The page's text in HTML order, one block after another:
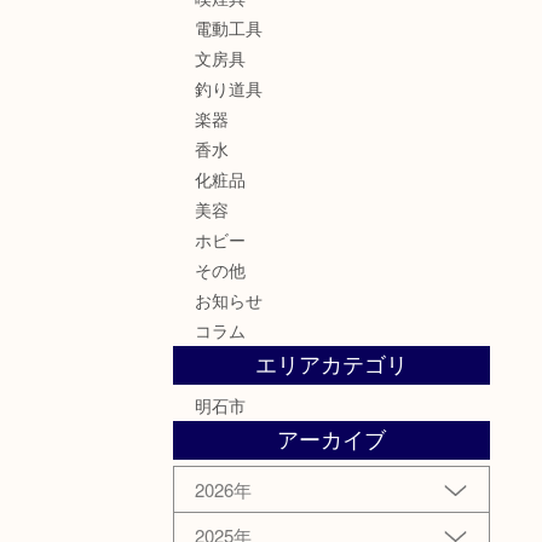
電動工具
文房具
釣り道具
楽器
香水
化粧品
美容
ホビー
その他
お知らせ
コラム
エリアカテゴリ
明石市
アーカイブ
2026年
2025年